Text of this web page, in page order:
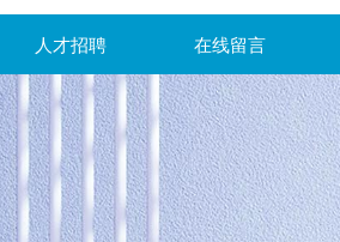
人才招聘 在线留言